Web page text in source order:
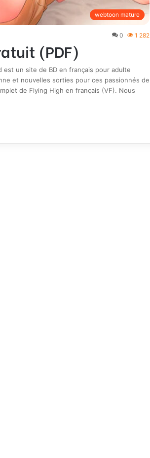
webtoon mature
0 1 282
(PDF)
est un site de BD en français pour adulte
et nouvelles sorties pour ces passionnés de
de Flying High en français (VF). Nous